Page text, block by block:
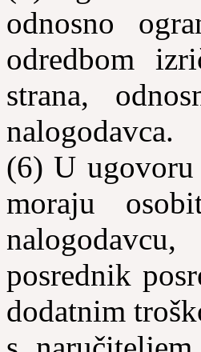
odnosno
odredbom
strana,
nalogodavca.
(6) U ugovoru
moraju
posrednik
dodatnim